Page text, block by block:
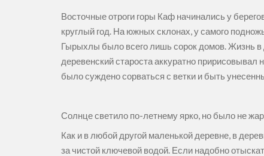
Восточные отроги горы Каф начинались у
круглый год. На южных склонах, у самого
Гырыхлы было всего лишь сорок домов. Жизнь в
деревенский староста аккуратно
было суждено сорваться с ветки и быть
Солнце светило по-летнему ярко, но было не
Как и в любой другой маленькой деревне, в
за чистой ключевой водой. Если надобно